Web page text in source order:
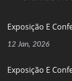
Exposição E
12 Jan, 2026
Exposição E